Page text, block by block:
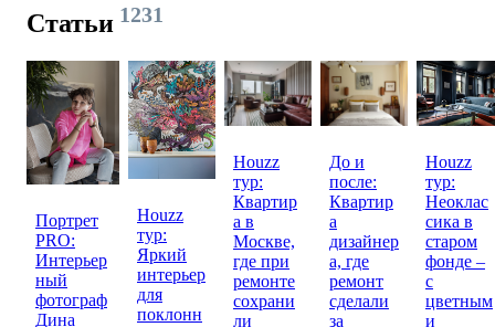
Статьи 1231
Портрет
PRO:
Интерьер
ный
фотограф
Дина
Houzz
тур:
Яркий
интерьер
для
поклонн
Houzz
тур:
Квартир
а в
Москве,
где при
ремонте
сохрани
ли
До и
после:
Квартир
а
дизайнер
а, где
ремонт
сделали
за
Houzz
тур:
Неоклас
сика в
старом
фонде –
с
цветным
и